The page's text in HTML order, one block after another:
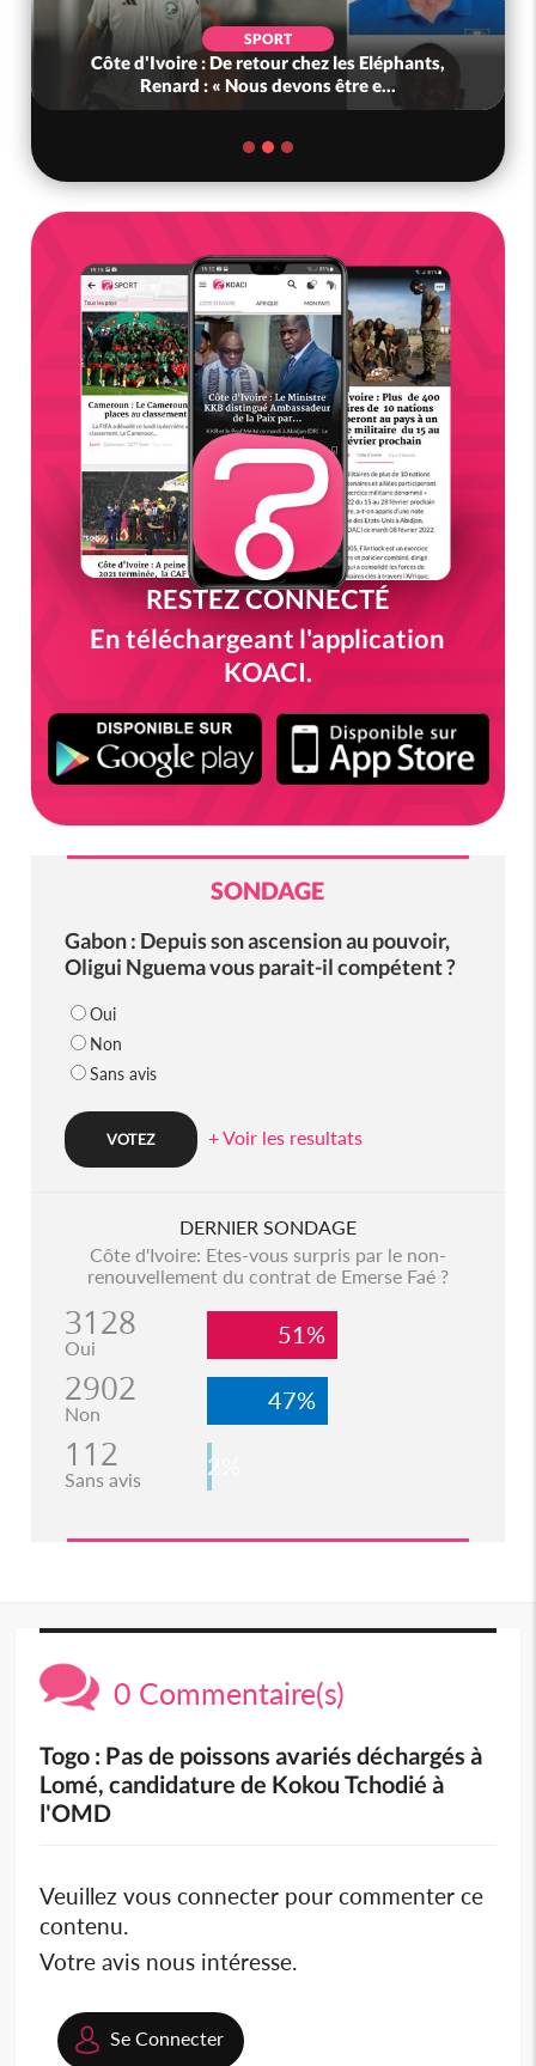
SPORT
Côte d'Ivoire : De retour chez les Eléphants,
Renard : « Nous devons être e...
RESTEZ CONNECTÉ
En téléchargeant l'application
KOACI.
SONDAGE
Gabon : Depuis son ascension au pouvoir,
Oligui Nguema vous parait-il compétent ?
Oui
Non
Sans avis
+ Voir les resultats
DERNIER SONDAGE
Côte d'Ivoire: Etes-vous surpris par le non-
renouvellement du contrat de Emerse Faé ?
3128
Oui 51%
2902
Non 47%
112
Sans avis 2%
0 Commentaire(s)
Togo : Pas de poissons avariés déchargés à
Lomé, candidature de Kokou Tchodié à
l'OMD
Veuillez vous connecter pour commenter ce
contenu.
Votre avis nous intéresse.
Se Connecter